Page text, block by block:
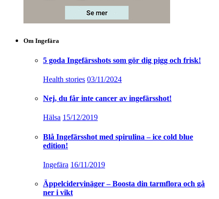
Om Ingefära
5 goda Ingefärsshots som gör dig pigg och frisk!
Health stories 03/11/2024
Nej, du får inte cancer av ingefärsshot!
Hälsa 15/12/2019
Blå Ingefärsshot med spirulina – ice cold blue
edition!
Ingefära 16/11/2019
Äppelcidervinäger – Boosta din tarmflora och gå
ner i vikt